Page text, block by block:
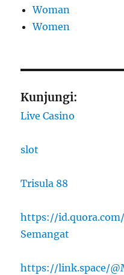
Woman
Women
Kunjungi:
Live Casino
slot
Trisula 88
https://
Semangat
https://link.space/